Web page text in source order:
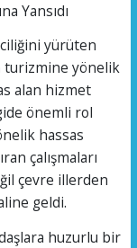
Yansıdı
yürüten
turizmine yönelik
alan hizmet
önemli rol
hassas
çalışmaları
çevre illerden
geldi.
huzurlu bir